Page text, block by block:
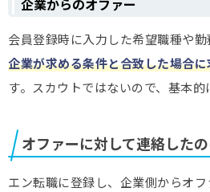
企業からのオファー
会員登録時に入力した希望職種や勤
企業が求める条件と合致した場合
す。スカウトではないので、基本的
オファーに対して連絡した
エン転職に登録し、企業側からオ